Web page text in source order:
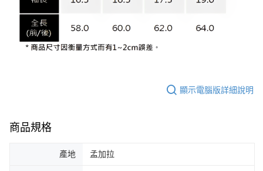
顯示電腦版詳細說明
商品規格
產地 孟加拉